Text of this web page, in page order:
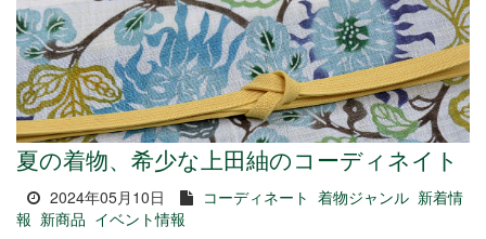
夏の着物、希少な上田紬のコーディネイト
2024年05月10日 コーディネート 着物ジャンル 新着情
報 新商品 イベント情報